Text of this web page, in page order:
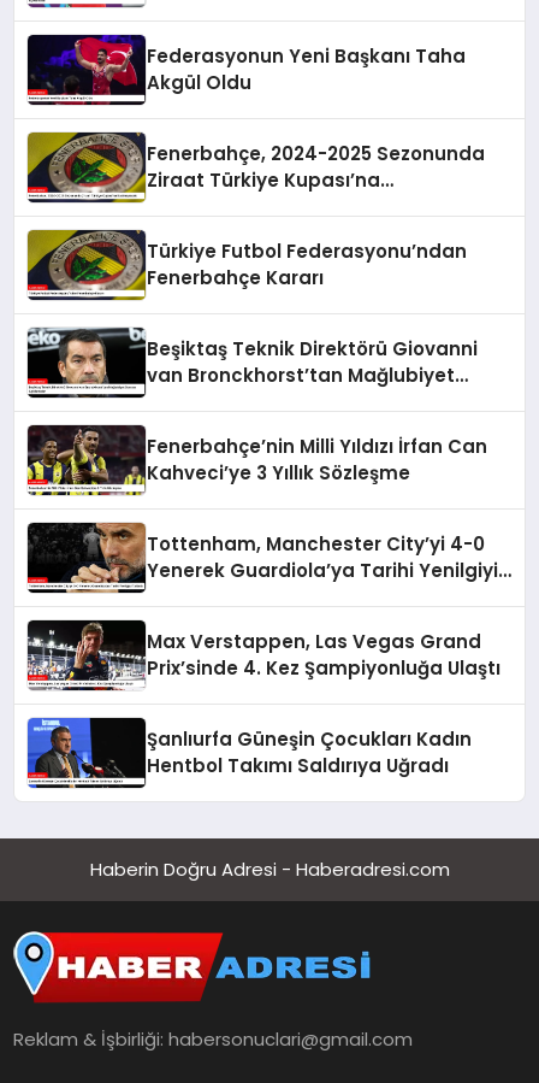
Federasyonun Yeni Başkanı Taha
Akgül Oldu
Fenerbahçe, 2024-2025 Sezonunda
Ziraat Türkiye Kupası’na
Türkiye Futbol Federasyonu’ndan
Fenerbahçe Kararı
Beşiktaş Teknik Direktörü Giovanni
van Bronckhorst’tan Mağlubiyet
Fenerbahçe’nin Milli Yıldızı İrfan Can
Kahveci’ye 3 Yıllık Sözleşme
Tottenham, Manchester City’yi 4-0
Yenerek Guardiola’ya Tarihi Yenilgiyi
Max Verstappen, Las Vegas Grand
Prix’sinde 4. Kez Şampiyonluğa Ulaştı
Şanlıurfa Güneşin Çocukları Kadın
Hentbol Takımı Saldırıya Uğradı
Haberin Doğru Adresi - Haberadresi.com
Reklam & İşbirliği:habersonuclari@gmail.com